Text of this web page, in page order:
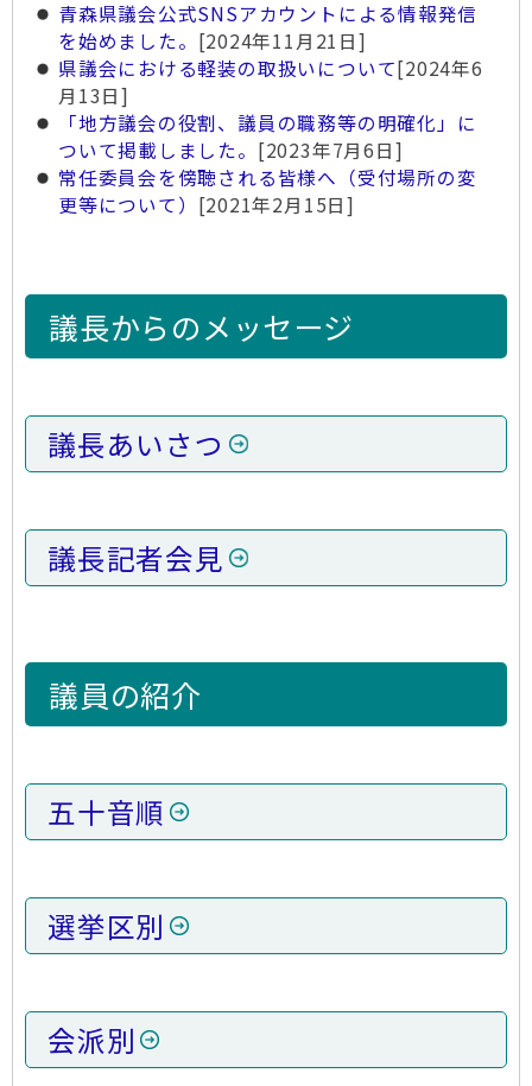
青森県議会公式SNSアカウントによる情報発信
を始めました。 [2024年11月21日]
県議会における軽装の取扱いについて[2024年6
月13日]
「地方議会の役割、議員の職務等の明確化」に
ついて掲載しました。 [2023年7月6日]
常任委員会を傍聴される皆様へ（受付場所の変
更等について） [2021年2月15日]
議長からのメッセージ
議長あいさつ
議長記者会見
議員の紹介
五十音順
選挙区別
会派別